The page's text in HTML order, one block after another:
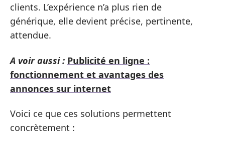
clients. L’expérience n’a plus rien de
générique, elle devient précise, pertinente,
attendue.
A voir aussi : Publicité en ligne :
fonctionnement et avantages des
annonces sur internet
Voici ce que ces solutions permettent
concrètement :